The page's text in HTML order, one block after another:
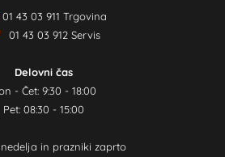
01 43 03 911 Trgovina
01 43 03 912 Servis
Delovni čas
- Čet: 9:30 - 18:00
Pet: 08:30 - 15:00
in prazniki zaprto